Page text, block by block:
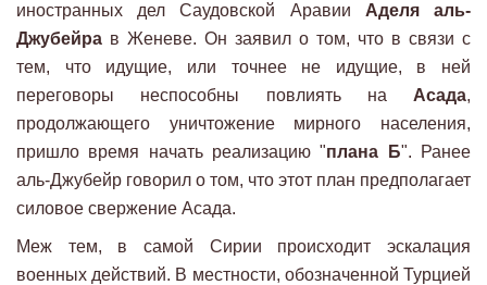
иностранных дел Саудовской Аравии Аделя аль-
Джубейра в Женеве. Он заявил о том, что в связи с
тем, что идущие, или точнее не идущие, в ней
переговоры неспособны повлиять на Асада,
продолжающего уничтожение мирного населения,
пришло время начать реализацию "плана Б". Ранее
аль-Джубейр говорил о том, что этот план предполагает
силовое свержение Асада.
Меж тем, в самой Сирии происходит эскалация
военных действий. В местности, обозначенной Турцией